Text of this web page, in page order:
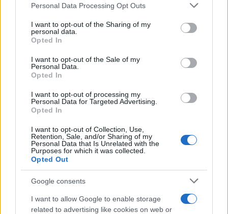
Please note that this website/app uses one or more Google
not limited to your visit or usage behaviour. You may click to
grant or deny consent to Google and its third-party tags to
use your data for below specified purposes in below Google
consent section.
Personal Data Processing Opt Outs
I want to opt-out of the Sharing of my
personal data.
Opted In
I want to opt-out of the Sale of my
Personal Data.
Opted In
I want to opt-out of processing my
Personal Data for Targeted Advertising.
Opted In
I want to opt-out of Collection, Use,
Retention, Sale, and/or Sharing of my
Personal Data that Is Unrelated with the
Purposes for which it was collected.
Opted Out
Google consents
I want to allow Google to enable storage
related to advertising like cookies on web or
En resumen, el marketing hoy es una ciencia. Las
marcas que logren integrar un enfoque
en sus estrategias no solo estarán un paso
competitivo, sino que también podrán contar
historias con datos que resuenen con los
consumidores. Estas historias generan conexiones
auténticas, fundamentales para el éxito en el
AUTOR
Staff